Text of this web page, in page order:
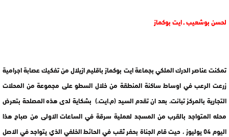
لحسن بوشعيب ـ ايت بوكماز
تمكنت عناصر الدرك الملكي بجماعة ايت بوكماز باقليم ازيلال من تفكيك عصابة اجرامية
زرعت الرعب في اوساط ساكنة المنطقة من خلال السطو على مجموعة من المحلات
التجارية بالمركز تبانت، بعد ان تقدم السيد (م.ايت.) بشكاية لدى هذه المصلحة بتعرض
محله المتواجد بالقرب من المسجد لعملية سرقة في الساعات الاولى من صباح هذا
اليوم 04 يوليوز ، حيت قام الجناة بحفر ثقب في الحائط الخلفي الذي يتواجد في الاصل